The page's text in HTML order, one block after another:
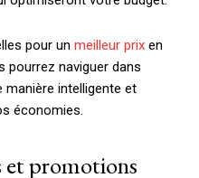
pour un meilleur prix en
pourrez naviguer dans
manière intelligente et
économies.
et promotions